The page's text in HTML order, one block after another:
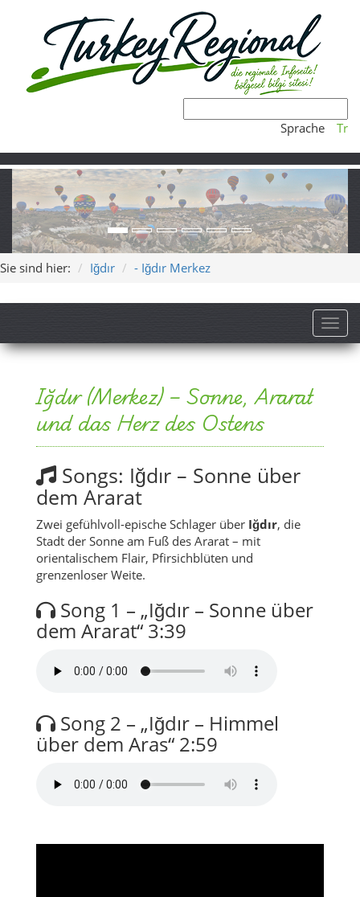
Sprache Tr
Sie sind hier: Iğdır - Iğdır Merkez
Iğdır (Merkez) – Sonne, Ararat
und das Herz des Ostens
Songs: Iğdır – Sonne über
dem Ararat
Zwei gefühlvoll-epische Schlager über Iğdır, die
Stadt der Sonne am Fuß des Ararat – mit
orientalischem Flair, Pfirsichblüten und
grenzenloser Weite.
Song 1 – „Iğdır – Sonne über
dem Ararat“ 3:39
Song 2 – „Iğdır – Himmel
über dem Aras“ 2:59